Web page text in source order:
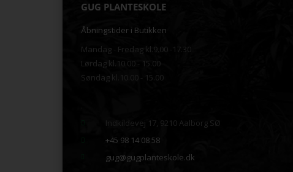
GUG PLANTESKOLE
Åbningstider i Butikken
Mandag - Fredag kl.9.00 -17.30
Lørdag kl.10.00 - 15.00
Søndag kl.10.00 - 15.00
Indkildevej 17, 9210 Aalborg SØ
+45 98 14 08 58
gug@gugplanteskole.dk